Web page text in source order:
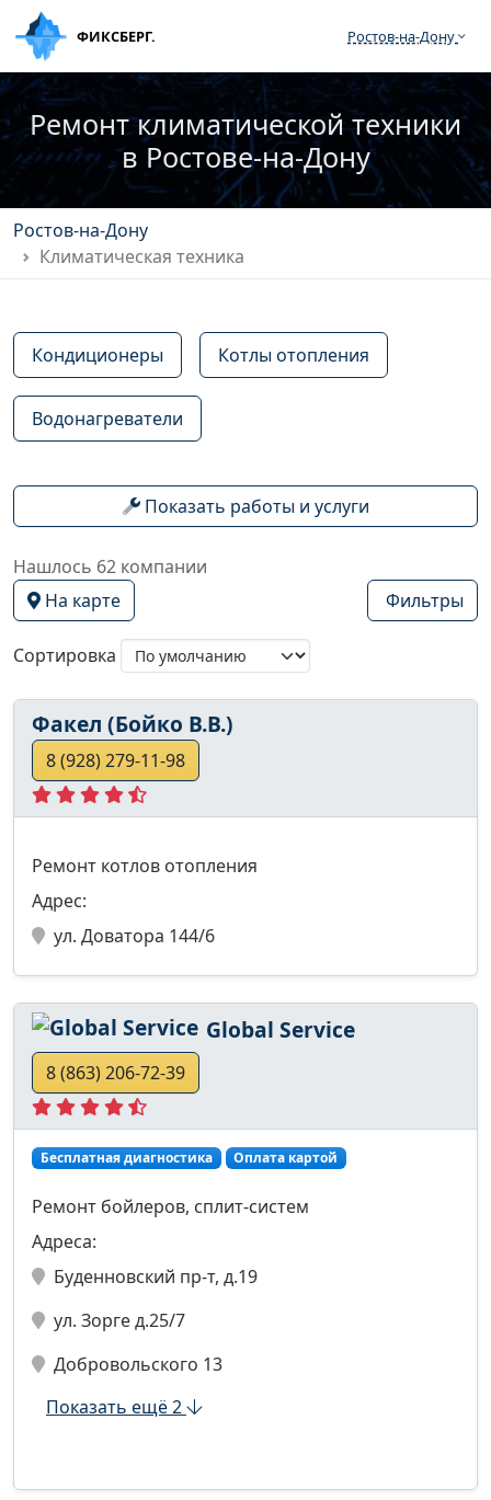
ФИКСБЕРГ. Ростов‑на‑Дону
Ремонт климатической техники
в Ростове‑на‑Дону
Ростов‑на‑Дону
Климатическая техника
Кондиционеры Котлы отопления
Водонагреватели
Показать работы и услуги
Нашлось 62 компании
На карте
Фильтры
Сортировка
Факел (Бойко В.В.)
8 (928) 279-11-98
Ремонт котлов отопления
Адрес:
ул. Доватора 144/6
Global Service
8 (863) 206-72-39
Бесплатная диагностика Оплата картой
Ремонт бойлеров, сплит-систем
Адреса:
Буденновский пр-т, д.19
ул. Зорге д.25/7
Добровольского 13
Показать ещё 2